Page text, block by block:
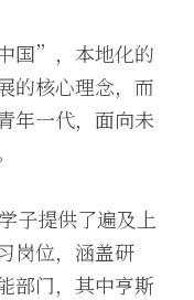
国”，本地化的
的核心理念，而
年一代，面向未
子提供了遍及上
岗位，涵盖研
部门，其中亨斯